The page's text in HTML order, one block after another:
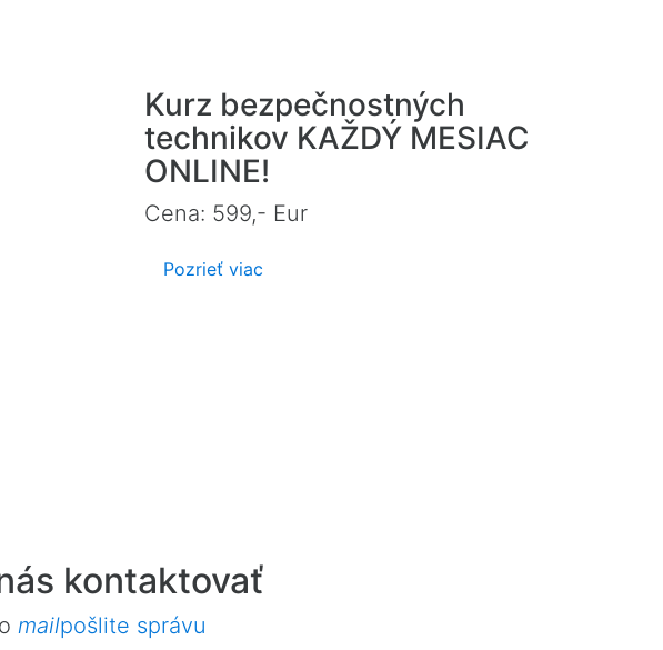
Kurz bezpečnostných
technikov KAŽDÝ MESIAC
ONLINE!
Cena: 599,- Eur
Pozrieť viac
kontaktovať
mailpošlite správu